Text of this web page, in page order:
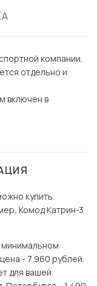
компании.
отдельно и
включен в
купить
Комод Катрин-3
- 7 960 рублей.
для вашей